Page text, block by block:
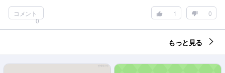
コメント
0
0
1
もっと見る